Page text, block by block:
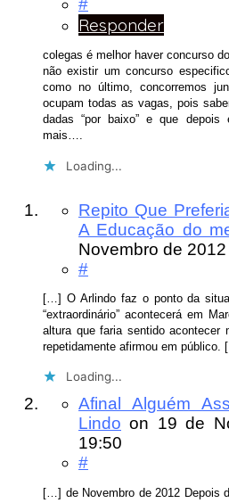
#
Responder
colegas é melhor haver concurso
não existir um concurso
como no último, concorremos
ocupam todas as vagas, pois
dadas “por baixo” e que depois
mais….
Loading...
Repito Que
A Educação do
Novembro de 2012
#
[…] O Arlindo faz o ponto da
“extraordinário” acontecerá em
altura que faria sentido acontecer
repetidamente afirmou em público.
Loading...
Afinal Alguém
Lindo on 19 de
19:50
#
[…] de Novembro de 2012 Depois